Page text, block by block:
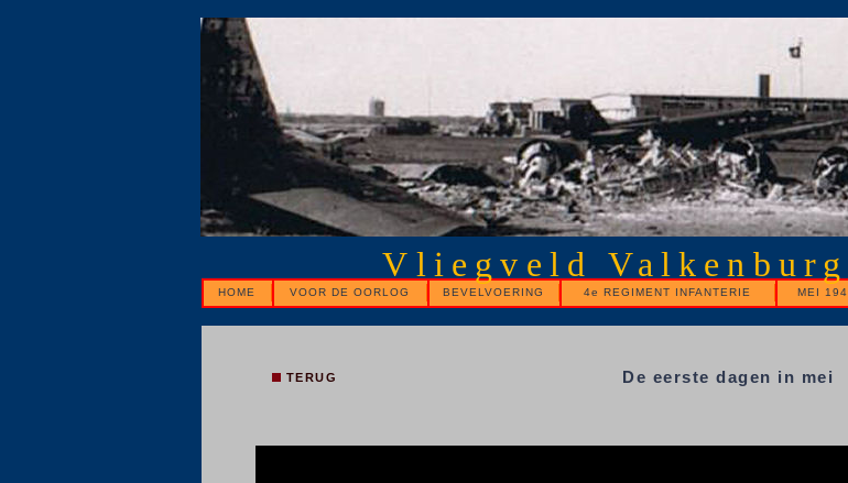
Vliegveld
HOME VOOR DE OORLOG BEVELVOERING 4e REGIMENT INFANTERIE MEI
TERUG De eerste dagen in mei